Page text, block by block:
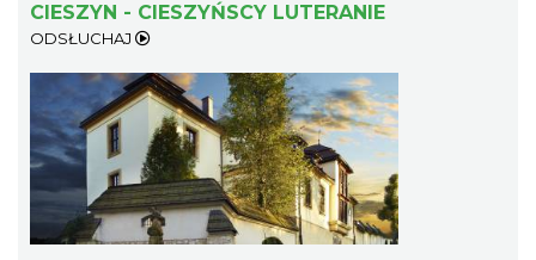
Mozaika Folkloru II – Spotkanie trzech
kultur
Cieszyn
0.23 km
CIESZYN - CIESZYŃSCY LUTERANIE
ODSŁUCHAJ